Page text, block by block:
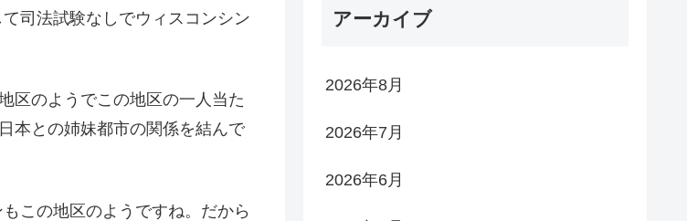
司法試験なしでウィスコンシン
区のようでこの地区の一人当た
本との姉妹都市の関係を結んで
この地区のようですね。だから
アーカイブ
2026年8月
2026年7月
2026年6月